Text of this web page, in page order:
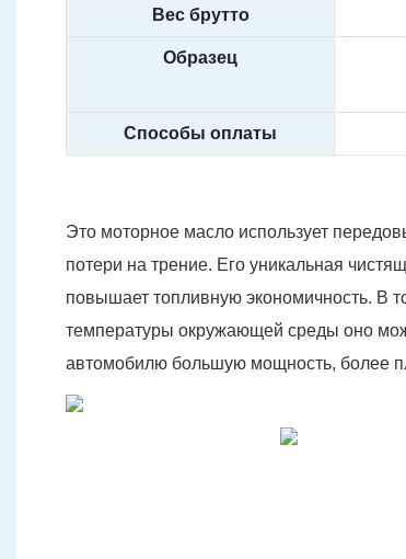
Вес брутто
Образец
Способы оплаты
Это моторное масло использует
потери на трение. Его уникальная
повышает топливную экономичность. В
температуры окружающей среды оно
автомобилю большую мощность, более